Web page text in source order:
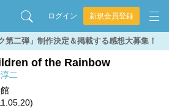
ログイン 新規会員登録
第二弾」制作決定＆掲載する感想大募集！
of the Rainbow
二